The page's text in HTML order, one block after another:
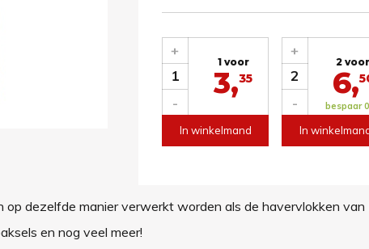
1
-
+
1 voor
3,35
In winkelmand
2
-
+
2 voor
6,
bespaar
In
op dezelfde manier verwerkt worden als de havervlokken
en nog veel meer!